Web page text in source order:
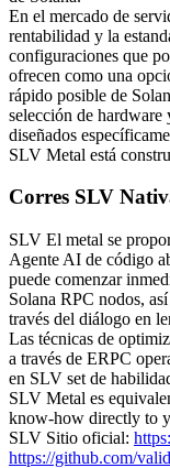
En el mercado de
rentabilidad y la
configuraciones que
ofrecen como una
rápido posible de
selección de hardware
diseñados
SLV Metal está
Corres SLV
SLV El metal se
Agente AI de código
puede comenzar
Solana RPC nodos,
través del diálogo en
Las técnicas de
a través de ERPC
en SLV set de
SLV Metal es
know-how directly to
SLV Sitio oficial:
https://github.com/